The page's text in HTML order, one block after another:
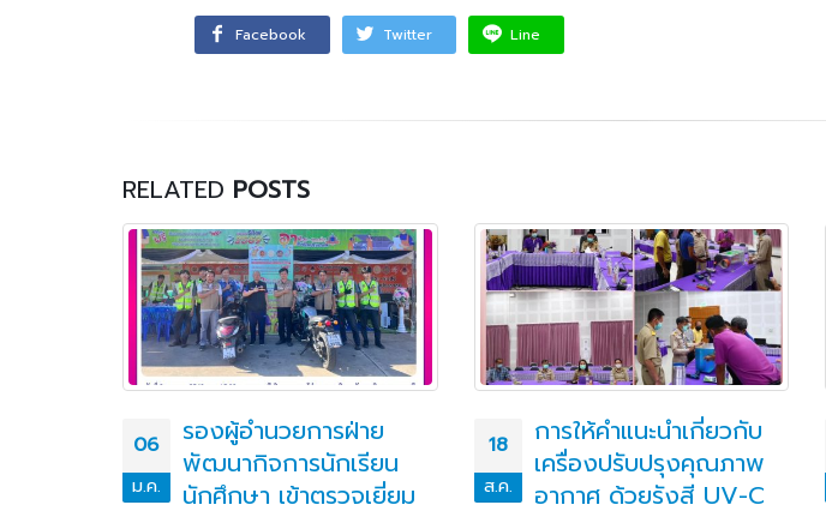
Facebook Twitter Line
RELATED POSTS
06
ม.ค.
รองผู้อำนวยการฝ่าย
พัฒนากิจการนักเรียน
นักศึกษา เข้าตรวจเยี่ยม
18
ส.ค.
การให้คำแนะนำเกี่ยวกับ
เครื่องปรับปรุงคุณภาพ
อากาศ ด้วยรังสี UV-C